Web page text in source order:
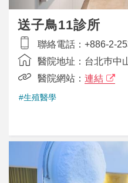
送子鳥11診所
聯絡電話： +886-2-
醫院地址： 台北巿中
醫院網站： 連結
#生殖醫學